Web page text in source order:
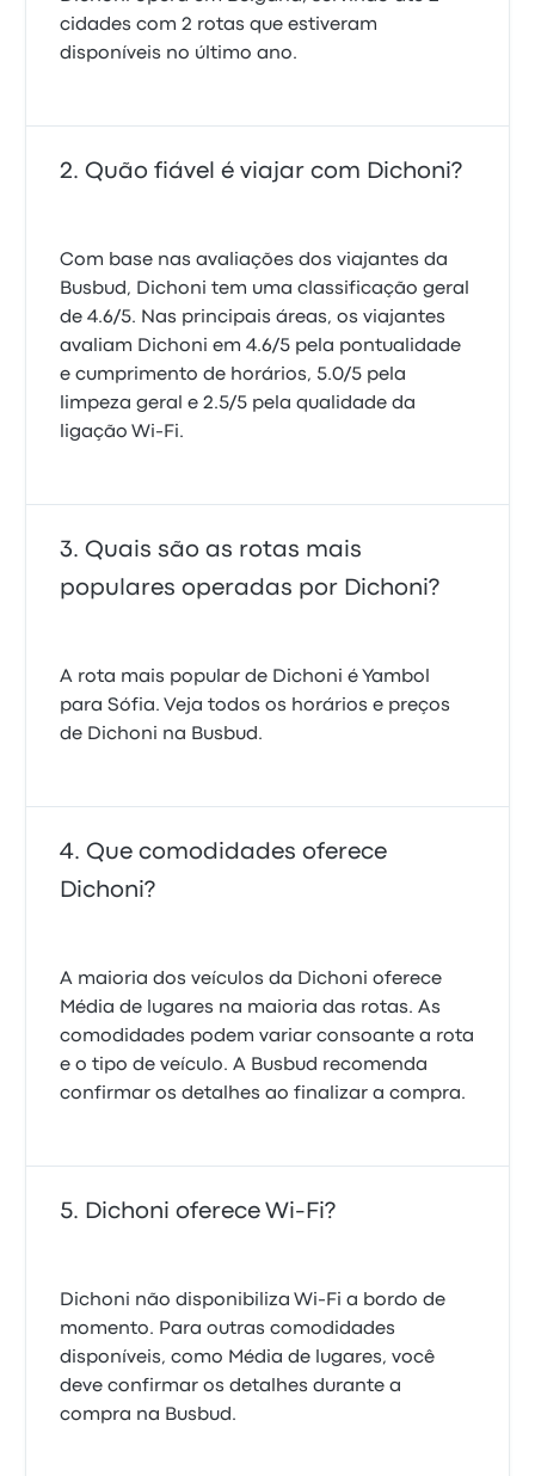
cidades com 2 rotas que estiveram
disponíveis no último ano.
Quão fiável é viajar com Dichoni?
Com base nas avaliações dos viajantes da
Busbud, Dichoni tem uma classificação geral
de 4.6/5. Nas principais áreas, os viajantes
avaliam Dichoni em 4.6/5 pela pontualidade
e cumprimento de horários, 5.0/5 pela
limpeza geral e 2.5/5 pela qualidade da
ligação Wi-Fi.
Quais são as rotas mais
populares operadas por Dichoni?
A rota mais popular de Dichoni é Yambol
para Sófia. Veja todos os horários e preços
de Dichoni na Busbud.
Que comodidades oferece
Dichoni?
A maioria dos veículos da Dichoni oferece
Média de lugares na maioria das rotas. As
comodidades podem variar consoante a rota
e o tipo de veículo. A Busbud recomenda
confirmar os detalhes ao finalizar a compra.
Dichoni oferece Wi-Fi?
Dichoni não disponibiliza Wi-Fi a bordo de
momento. Para outras comodidades
disponíveis, como Média de lugares, você
deve confirmar os detalhes durante a
compra na Busbud.